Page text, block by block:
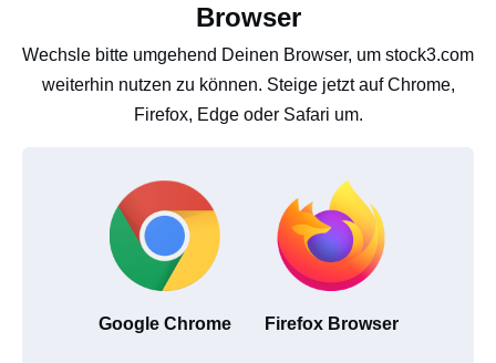
Browser
Wechsle bitte umgehend Deinen Browser, um stock3.com
weiterhin nutzen zu können. Steige jetzt auf Chrome,
Firefox, Edge oder Safari um.
Google Chrome Firefox Browser